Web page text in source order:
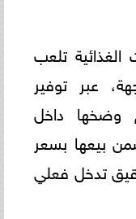
تلعب
عبر توفير
وضخها داخل
بيعها بسعر
تدخل فعلي